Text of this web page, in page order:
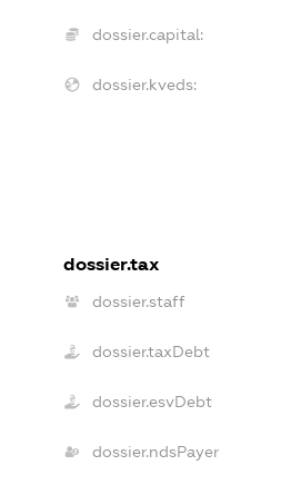
dossier.capital:
dossier.kveds:
dossier.tax
dossier.staff
dossier.taxDebt
dossier.esvDebt
dossier.ndsPayer